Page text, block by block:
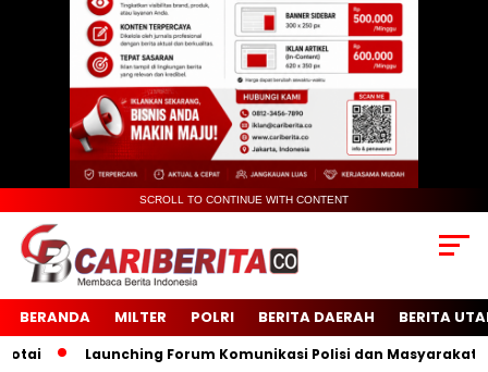
SCROLL TO CONTINUE WITH CONTENT
BERANDA MILTER POLRI BERITA DAERAH BERITA
Launching Forum Komunikasi Polisi dan Masyarakat